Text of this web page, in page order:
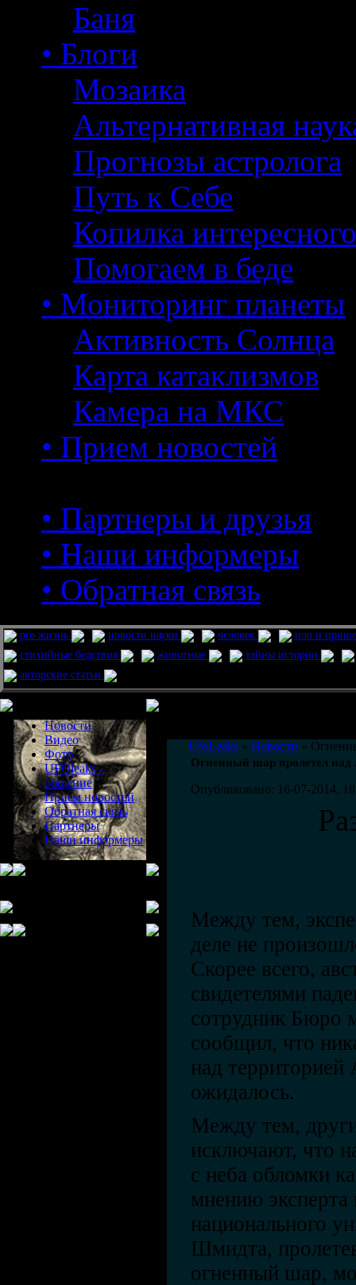
Баня
• Блоги
Мозаика
Альтернативная
Прогнозы астролога
Путь к Себе
Копилка интересного
Помогаем в беде
• Мониторинг планеты
Активность Солнца
Карта катаклизмов
Камера на МКС
• Прием новостей
• Партнеры и друзья
• Наши информеры
• Обратная связь
pro жизнь новости науки человек
нло и
стихийные бедствия
животные
тайны истории
авторские статьи
Новости
Видео
Фото
UFOleaks -
общение
Прием новостей
Обратная связь
Партнеры
Наши информеры
UfoLeaks » Новости »
Огненный шар пролетел над
Опубликовано: 16-07-2014,
Между тем,
деле не
Скорее всего,
свидетелями
сотрудник Бюро
сообщил, что
над территорией
ожидалось.
Между тем,
исключают, что
с неба обломки
мнению эксперта
национального
Шмидта,
огненный шар,